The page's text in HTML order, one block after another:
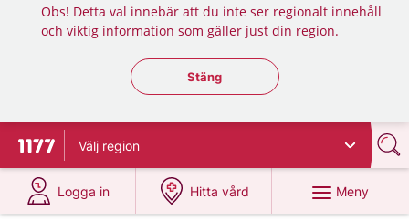
Obs! Detta val innebär att du inte ser regionalt innehåll
och viktig information som gäller just din region.
Stäng regionsväljaren
Stäng
Till startsidan för 1177
Välj region
Logga in
på 1177.se
Hitta vård
på 1177.se
Meny